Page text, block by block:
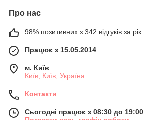
Про нас
98% позитивних з 342 відгуків за рік
Працює з 15.05.2014
м. Київ
Київ, Київ, Україна
Контакти
Сьогодні працює з 08:30 до 19:00